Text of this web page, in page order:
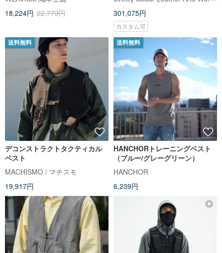
18,224円 22,779円
301,075円
カスタム可
送料無料
デコンストラクトタクティカル
ベスト
MACHISMO / マチスモ
19,917円
送料無料
HANCHORトレーニングベスト
（ブルー/グレーグリーン）
HANCHOR
6,239円